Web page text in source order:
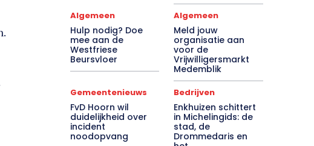
Hulp nodig? Doe
mee aan de
Westfriese
Beursvloer
Meld jouw
organisatie aan
voor de
Vrijwilligersmarkt
Medemblik
FvD Hoorn wil
duidelijkheid over
incident
noodopvang
Enkhuizen schittert
in Michelingids: de
stad, de
Drommedaris en
het